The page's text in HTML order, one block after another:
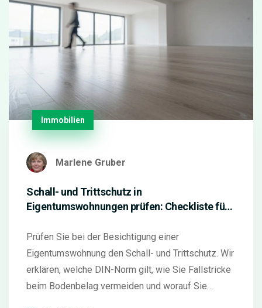
Immobilien
Marlene Gruber
Schall- und Trittschutz in
Eigentumswohnungen prüfen: Checkliste für
Prüfen Sie bei der Besichtigung einer
Eigentumswohnung den Schall- und Trittschutz. Wir
erklären, welche DIN-Norm gilt, wie Sie Fallstricke
beim Bodenbelag vermeiden und worauf Sie